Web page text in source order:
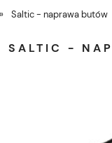
» Saltic - naprawa butów
SALTIC -